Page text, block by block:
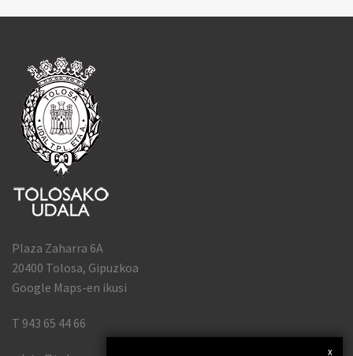
x
Plaza Zaharra 6A
20400 Tolosa, Gipuzkoa
Google Maps-en ikusi
T 943 65 44 66